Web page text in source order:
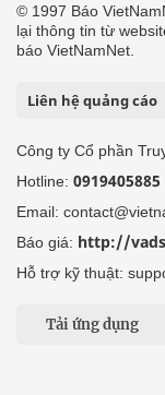
© 1997 Báo
lại thông tin từ
báo VietNamNet.
Liên hệ quảng cáo
Công ty Cổ phần
Hotline:
Email:
Báo giá: http://
Hỗ trợ kỹ thuật:
Tải ứng dụng